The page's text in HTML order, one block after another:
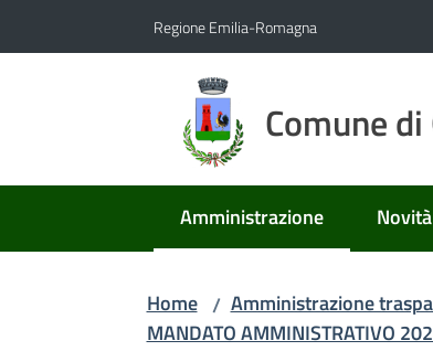
Regione Emilia-Romagna
Comune
Amministrazione
Menu selezionato Novità
Home / Amministrazione
MANDATO AMMINISTRATIVO